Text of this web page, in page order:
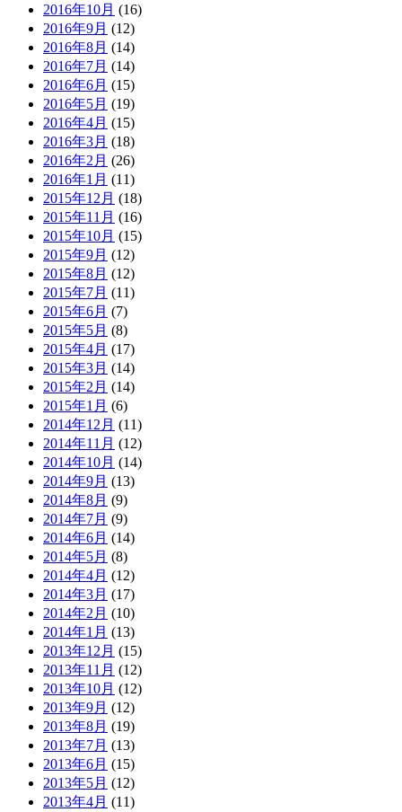
2016年10月 (16)
2016年9月 (12)
2016年8月 (14)
2016年7月 (14)
2016年6月 (15)
2016年5月 (19)
2016年4月 (15)
2016年3月 (18)
2016年2月 (26)
2016年1月 (11)
2015年12月 (18)
2015年11月 (16)
2015年10月 (15)
2015年9月 (12)
2015年8月 (12)
2015年7月 (11)
2015年6月 (7)
2015年5月 (8)
2015年4月 (17)
2015年3月 (14)
2015年2月 (14)
2015年1月 (6)
2014年12月 (11)
2014年11月 (12)
2014年10月 (14)
2014年9月 (13)
2014年8月 (9)
2014年7月 (9)
2014年6月 (14)
2014年5月 (8)
2014年4月 (12)
2014年3月 (17)
2014年2月 (10)
2014年1月 (13)
2013年12月 (15)
2013年11月 (12)
2013年10月 (12)
2013年9月 (12)
2013年8月 (19)
2013年7月 (13)
2013年6月 (15)
2013年5月 (12)
2013年4月 (11)